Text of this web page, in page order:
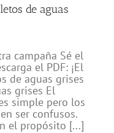
de aguas
campaña Sé el
el PDF: ¡El
de aguas grises
grises El
simple pero los
ser confusos.
el propósito [...]